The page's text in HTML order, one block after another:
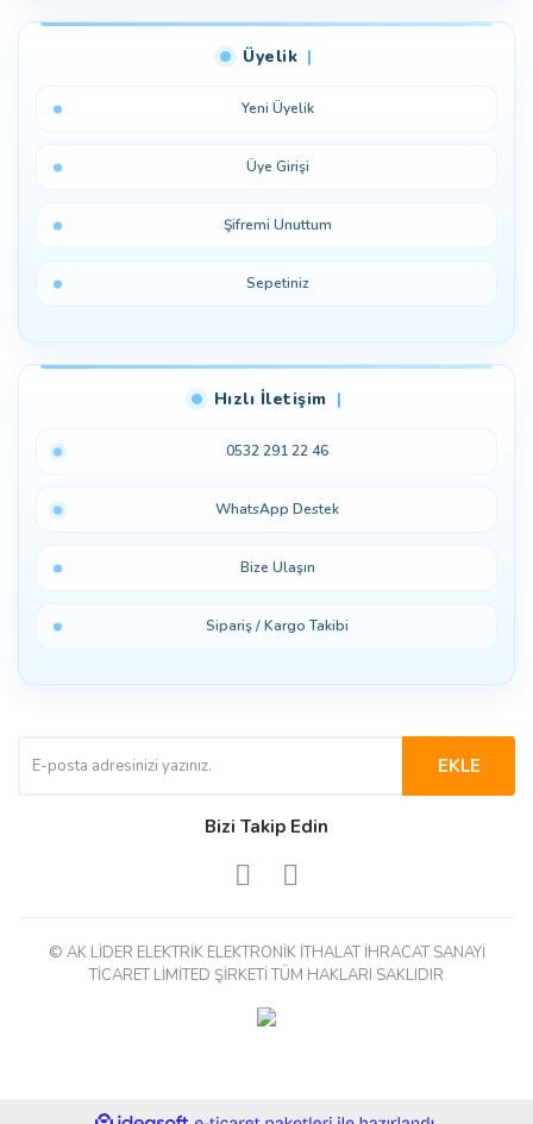
Üyelik
Yeni Üyelik
Üye Girişi
Şifremi Unuttum
Sepetiniz
Hızlı İletişim
0532 291 22 46
WhatsApp Destek
Bize Ulaşın
Sipariş / Kargo Takibi
EKLE
Bizi Takip Edin
© AK LİDER ELEKTRİK ELEKTRONİK İTHALAT İHRACAT SANAYİ
TİCARET LİMİTED ŞİRKETİ TÜM HAKLARI SAKLIDIR